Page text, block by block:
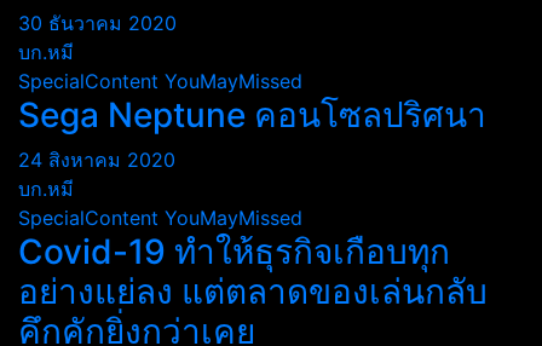
30 ธันวาคม 2020
บก.หมี
SpecialContent YouMayMissed
Sega Neptune คอนโซลปริศนา
24 สิงหาคม 2020
บก.หมี
SpecialContent YouMayMissed
Covid-19 ทำให้ธุรกิจเกือบทุก
อย่างแย่ลง แต่ตลาดของเล่นกลับ
คึกคักยิ่งกว่าเคย